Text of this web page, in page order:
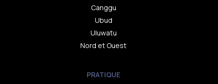
Canggu
Ubud
Uluwatu
Nord et Ouest
PRATIQUE